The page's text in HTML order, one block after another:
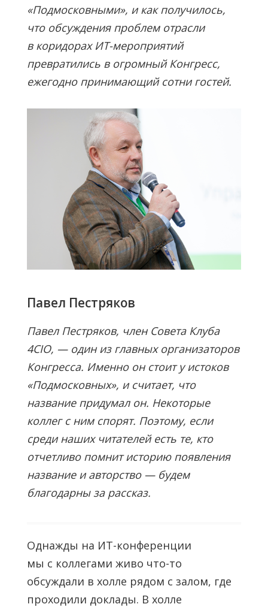
«Подмосковными», и как получилось,
что обсуждения проблем отрасли
в коридорах ИТ-мероприятий
превратились в огромный Конгресс,
ежегодно принимающий сотни гостей.
Павел Пестряков
Павел Пестряков, член Совета Клуба
4CIO, — один из главных организаторов
Конгресса. Именно он стоит у истоков
«Подмосковных», и считает, что
название придумал он. Некоторые
коллег с ним спорят. Поэтому, если
среди наших читателей есть те, кто
отчетливо помнит историю появления
название и авторство — будем
благодарны за рассказ.
Однажды на ИТ-конференции
мы с коллегами живо что-то
обсуждали в холле рядом с залом, где
проходили доклады. В холле